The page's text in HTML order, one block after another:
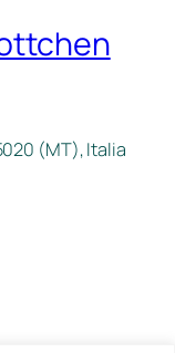
(MT), Italia